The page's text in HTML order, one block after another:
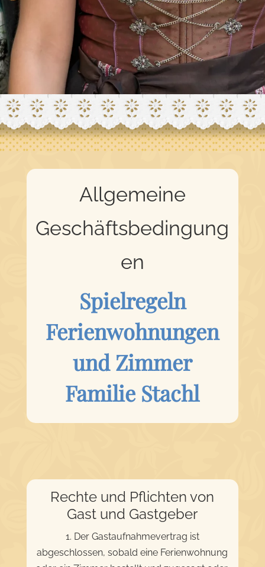
Allgemeine
Geschäftsbedingung
en
Spielregeln
Ferienwohnungen
und Zimmer
Familie Stachl
Rechte und Pflichten von
Gast und Gastgeber
1. Der Gastaufnahmevertrag ist
abgeschlossen, sobald eine Ferienwohnung